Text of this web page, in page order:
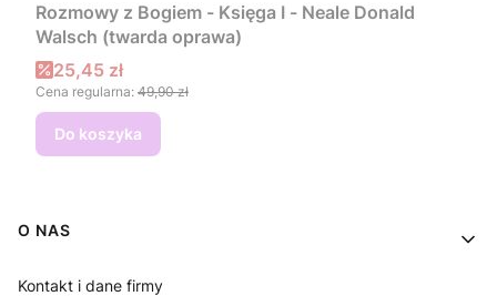
Rozmowy z Bogiem - Księga I - Neale Donald
Walsch (twarda oprawa)
Cena promocyjna
25,45 zł
Cena regularna: 49,90 zł
Do koszyka
Linki w stopce
O NAS
Kontakt i dane firmy